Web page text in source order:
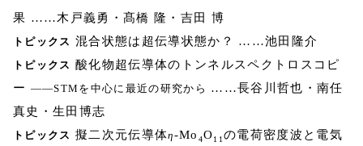
果 ……木戸義勇・髙橋 隆・吉田 博
トピックス 混合状態は超伝導状態か？ ……池田隆介
トピックス 酸化物超伝導体のトンネルスペクトロスコピ
ー ――STMを中心に最近の研究から ……長谷川哲也・南任
真史・生田博志
トピックス 擬二次元伝導体η-Mo 4O11 の電荷密度波と電気